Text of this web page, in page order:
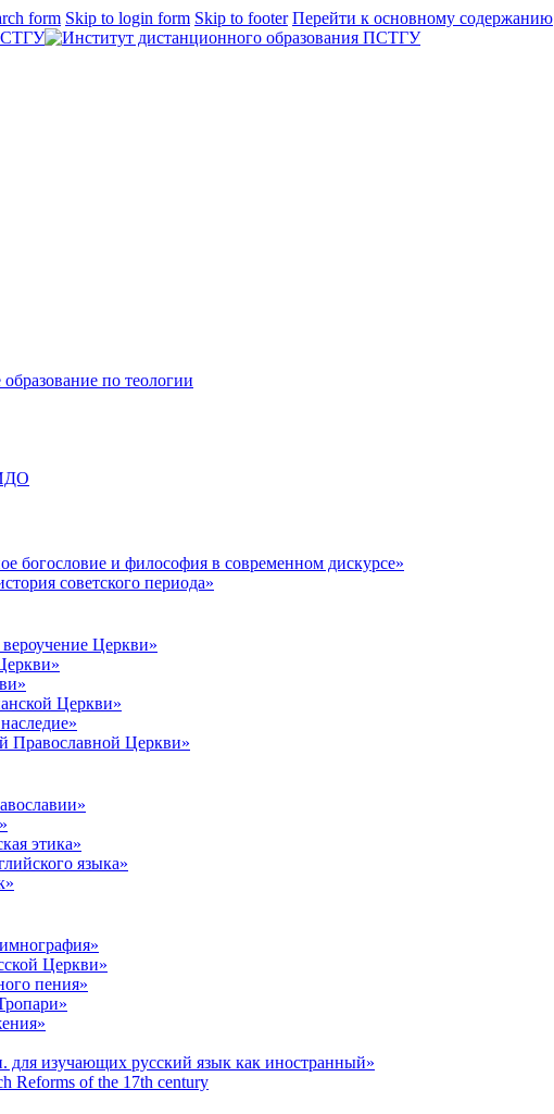
form Skip to login form Skip to footer Перейти к основному содержанию
по теологии
богословие и философия в современном дискурсе»
советского периода»
Церкви»
Церкви»
Православной Церкви»
этика»
языка»
Церкви»
пения»
для изучающих русский язык как иностранный»
Reforms of the 17th century